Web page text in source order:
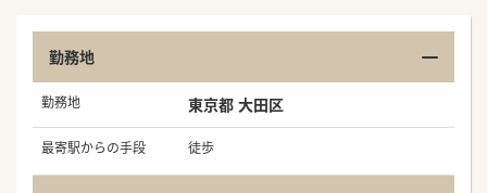
勤務地
勤務地 東京都 大田区
最寄駅からの手段 徒歩